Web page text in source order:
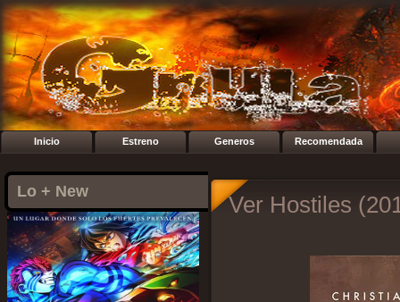
Inicio Estreno Generos Recomendada
Lo + New Ver Hostiles